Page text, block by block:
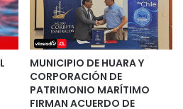
MUNICIPIO DE HUARA Y
CORPORACIÓN DE
PATRIMONIO MARÍTIMO
FIRMAN ACUERDO DE